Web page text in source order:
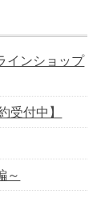
インショップ
受付中】
～